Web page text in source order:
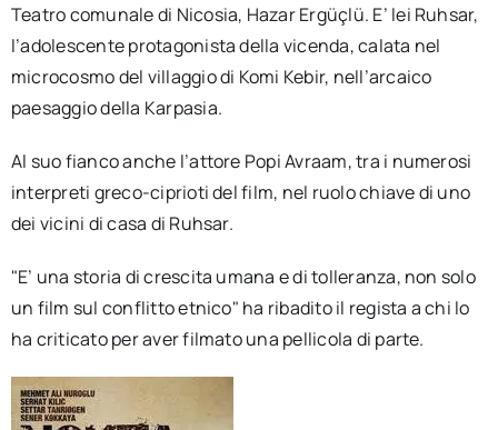
Teatro comunale di Nicosia, Hazar Ergüçlü. E’ lei Ruhsar,
l’adolescente protagonista della vicenda, calata nel
microcosmo del villaggio di Komi Kebir, nell’arcaico
paesaggio della Karpasia.
Al suo fianco anche l’attore Popi Avraam, tra i numerosi
interpreti greco-ciprioti del film, nel ruolo chiave di uno
dei vicini di casa di Ruhsar.
"E’ una storia di crescita umana e di tolleranza, non solo
un film sul conflitto etnico" ha ribadito il regista a chi lo
ha criticato per aver filmato una pellicola di parte.